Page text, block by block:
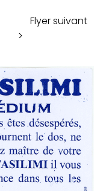
Flyer suivant
>